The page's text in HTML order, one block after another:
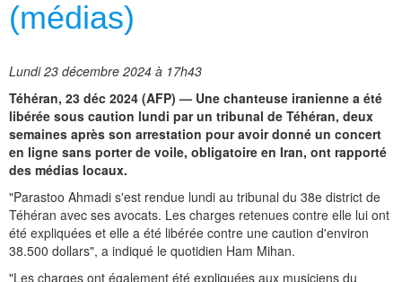
(médias)
Lundi 23 décembre 2024 à 17h43
Téhéran, 23 déc 2024 (AFP) — Une chanteuse iranienne a été
libérée sous caution lundi par un tribunal de Téhéran, deux
semaines après son arrestation pour avoir donné un concert
en ligne sans porter de voile, obligatoire en Iran, ont rapporté
des médias locaux.
"Parastoo Ahmadi s'est rendue lundi au tribunal du 38e district de
Téhéran avec ses avocats. Les charges retenues contre elle lui ont
été expliquées et elle a été libérée contre une caution d'environ
38.500 dollars", a indiqué le quotidien Ham Mihan.
"Les charges ont également été expliquées aux musiciens du